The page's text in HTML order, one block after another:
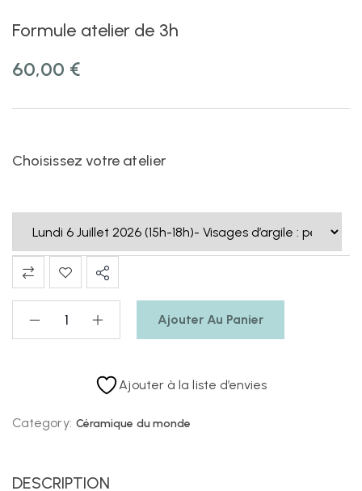
Formule atelier de 3h
60,00 €
Choisissez votre atelier
Ajouter Au Panier
Ajouter à la liste d’envies
Category: Céramique du monde
DESCRIPTION